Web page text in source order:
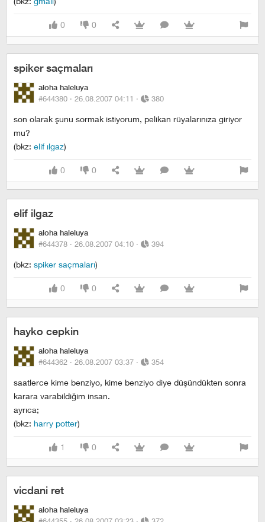
0 0
spiker saçmaları
aloha haleluya
#644380 · 26.08.2007 04:11 · 380
son olarak şunu sormak istiyorum, pelikan rüyalarınıza giriyor
mu?
(bkz: elif ılgaz)
0 0
elif ilgaz
aloha haleluya
#644378 · 26.08.2007 04:10 · 394
(bkz: spiker saçmaları)
0 0
hayko cepkin
aloha haleluya
#644362 · 26.08.2007 03:37 · 354
saatlerce kime benziyo, kime benziyo diye düşündükten sonra
karara varabildiğim insan.
ayrıca;
(bkz: harry potter)
1 0
vicdani ret
aloha haleluya